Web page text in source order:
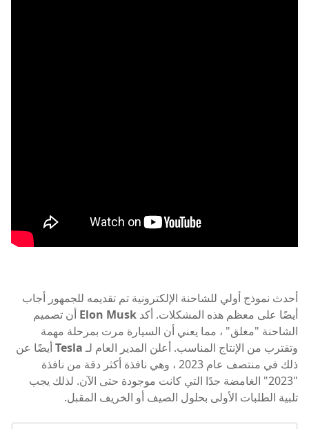
أحدث نموذج أولي للشاحنة الإلكترونية تم تقديمه للجمهور أجاب
أيضًا على معظم هذه المشكلات. أكد Elon Musk أن تصميم
الشاحنة "مغلق" ، مما يعني أن السيارة مرت بمرحلة مهمة
وتقترب من الإنتاج المناسب. أعلن المدير العام لـTeslaأيضًا عن
ذلك في منتصف عام 2023 ، وهي نافذة أكثر دقة من نافذة
"2023" الغامضة جدًا التي كانت موجودة حتى الآن. لذلك يجب
تلبية الطلبات الأولى بحلول الصيف أو الخريف المقبل.